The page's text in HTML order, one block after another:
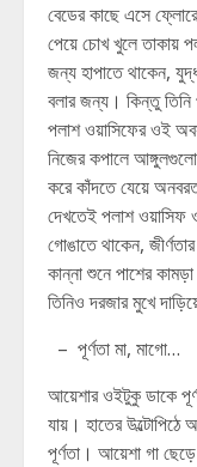
বেডের কাছে এসে
পেয়ে চোখ খুলে তাকায়
জন্য হাপাতে থাকেন,
বলার জন্য। কিন্তু তিনি
পলাশ ওয়াসিফের ওই
নিজের কপালে আঙ্গুলগুলো
করে কাঁদতে যেয়ে
দেখতেই পলাশ ওয়াসিফ
গোঙাতে থাকেন,
কান্না শুনে পাশের
তিনিও দরজার মুখে
– পূর্ণতা মা, মাগো…
আয়েশার ওইটুকু ডাকে
যায়। হাতের
পূর্ণতা। আয়েশা গা